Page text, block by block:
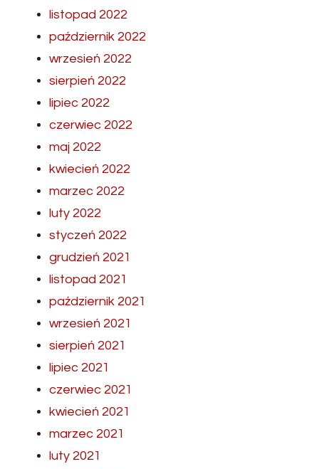
listopad 2022
październik 2022
wrzesień 2022
sierpień 2022
lipiec 2022
czerwiec 2022
maj 2022
kwiecień 2022
marzec 2022
luty 2022
styczeń 2022
grudzień 2021
listopad 2021
październik 2021
wrzesień 2021
sierpień 2021
lipiec 2021
czerwiec 2021
kwiecień 2021
marzec 2021
luty 2021